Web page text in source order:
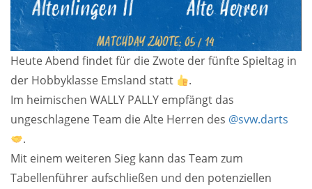
Heute Abend findet für die Zwote der fünfte Spieltag in
der Hobbyklasse Emsland statt
.
Im heimischen WALLY PALLY empfängt das
ungeschlagene Team die Alte Herren des @svw.darts
.
Mit einem weiteren Sieg kann das Team zum
Tabellenführer aufschließen und den potenziellen